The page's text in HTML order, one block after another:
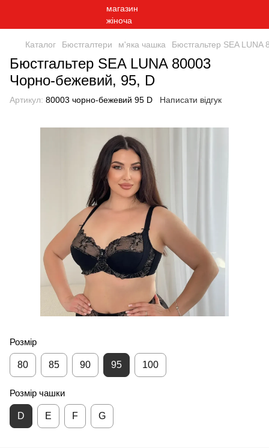
Каталог Бюстгалтери м'яка чашка Бюстгальтер SEA
Бюстгальтер SEA LUNA 80003
Чорно-бежевий, 95, D
Артикул: 80003 чорно-бежевий 95 D Написати відгук
Розмір
80 85 90 95 100
Розмір чашки
D E F G